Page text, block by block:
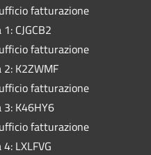
fatturazione
CJGCB2
fatturazione
K2ZWMF
fatturazione
K46HY6
fatturazione
LXLFVG